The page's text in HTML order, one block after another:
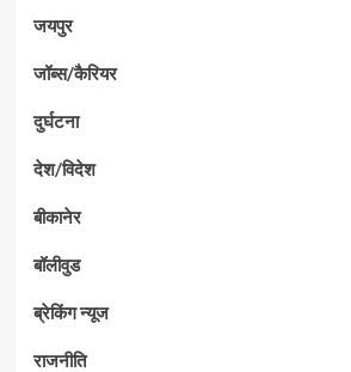
जयपुर
जॉब्स/कैरियर
दुर्घटना
देश/विदेश
बीकानेर
बॉलीवुड
ब्रेकिंग न्यूज
राजनीति